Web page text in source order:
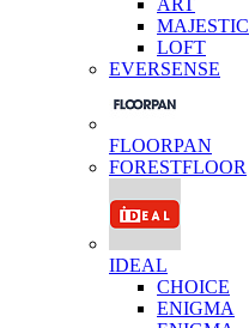
ART
MAJESTIC
LOFT
EVERSENSE
FLOORPAN
FORESTFLOOR
IDEAL
CHOICE
ENIGMA